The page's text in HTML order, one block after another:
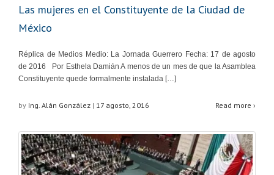
Las mujeres en el Constituyente de la Ciudad de
México
Réplica de Medios Medio: La Jornada Guerrero Fecha: 17 de agosto
de 2016 Por Esthela Damián A menos de un mes de que la Asamblea
Constituyente quede formalmente instalada […]
by Ing. Alán González | 17 agosto, 2016 Read more ›